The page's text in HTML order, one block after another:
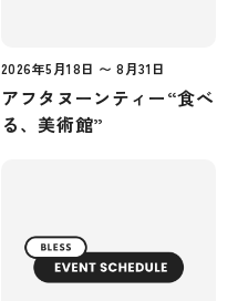
2026年5月18日 〜 8月31日
アフタヌーンティー“食べ
る、美術館”